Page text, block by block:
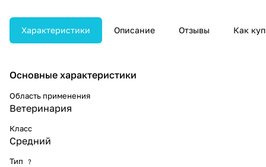
так и 3D-режимы сканирования,
оснащён набором
функциональных инструментов
классе.
Характеристики Описание Отзывы Как
Основные характеристики
Область применения
Ветеринария
Класс
Средний
Тип ?